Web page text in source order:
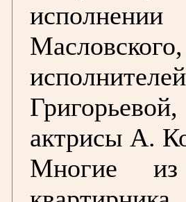
актрисы А.
Многие из